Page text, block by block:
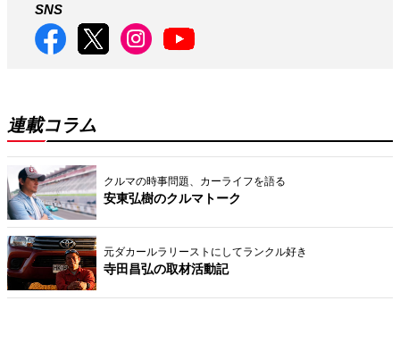
SNS
連載コラム
クルマの時事問題、カーライフを語る
安東弘樹のクルマトーク
元ダカールラリーストにしてランクル好き
寺田昌弘の取材活動記